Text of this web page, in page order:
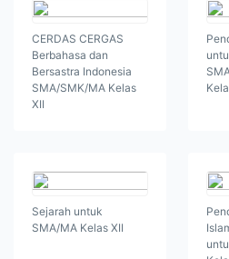
CERDAS CERGAS
Berbahasa dan
Bersastra Indonesia
SMA/SMK/MA Kelas
XII
Sejarah untuk
SMA/MA Kelas XII